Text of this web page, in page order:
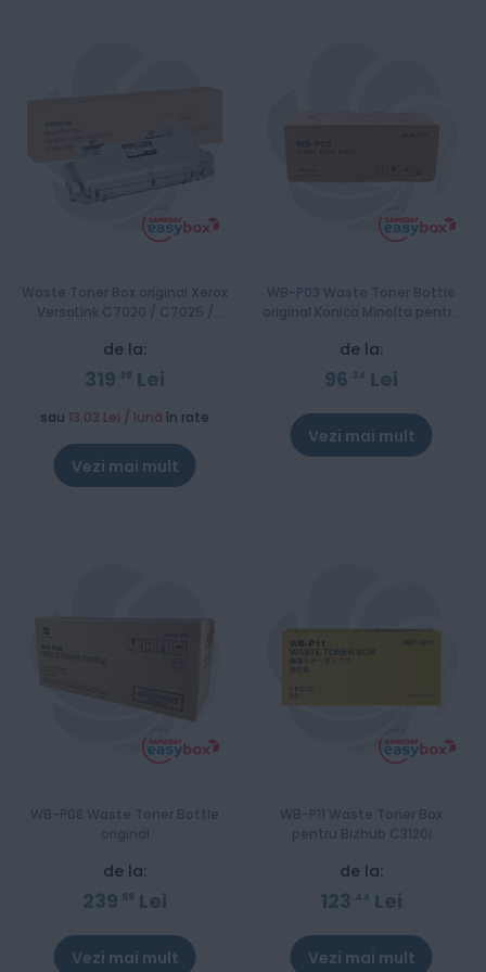
Waste Toner Box original Xerox
VersaLink C7020 / C7025 /
(115R00128), 30000 pagini
de la:
319 98 Lei
sau 13.03 Lei / lună în rate
Vezi mai mult
Stoc epuizat
WB-P03 Waste Toner Bottle
original Konica Minolta pentru
de la:
96 34 Lei
Vezi mai mult
WB-P08 Waste Toner Bottle
original
de la:
239 Lei
Vezi mai mult
Stoc epuizat
WB-P11 Waste Toner Box
pentru Bizhub C3120i
de la:
123 44 Lei
Vezi mai mult